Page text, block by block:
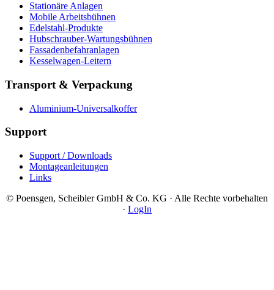
Stationäre Anlagen
Mobile Arbeitsbühnen
Edelstahl-Produkte
Hubschrauber-Wartungsbühnen
Fassadenbefahranlagen
Kesselwagen-Leitern
Transport & Verpackung
Aluminium-Universalkoffer
Support
Support / Downloads
Montageanleitungen
Links
© Poensgen, Scheibler GmbH & Co. KG · Alle Rechte vorbehalten
· LogIn